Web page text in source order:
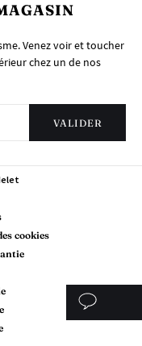
Venez voir et toucher
chez un de nos
cookies